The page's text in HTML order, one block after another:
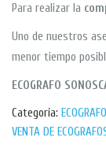
Para realizar la
Uno de nuestros
menor tiempo
ECOGRAFO
Categoría:
VENTA DE